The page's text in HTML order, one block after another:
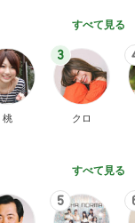
すべて見る
桃
3
クロ
すべて見る
5